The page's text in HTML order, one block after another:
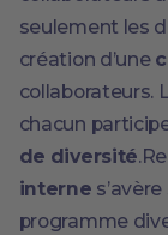
seulement les
création d’une
collaborateurs.
chacun
de diversité
interne
programme